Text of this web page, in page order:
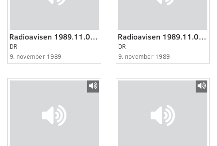
Radioavisen 1989.11.09 kl. 22:00
DR
9. november 1989
Radioavisen 1989.11.09. kl. 20:00
DR
9. november 1989